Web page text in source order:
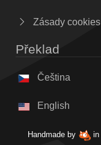
Zásady cookies
Překlad
Čeština
English
Handmade by in